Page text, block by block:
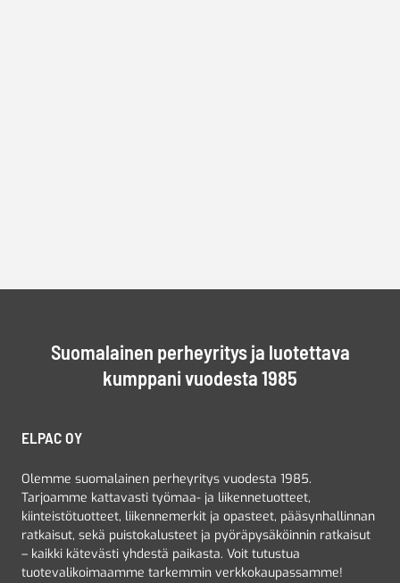
Suomalainen perheyritys ja luotettava
kumppani vuodesta 1985
ELPAC OY
Olemme suomalainen perheyritys vuodesta 1985.
Tarjoamme kattavasti työmaa- ja liikennetuotteet,
kiinteistötuotteet, liikennemerkit ja opasteet, pääsynhallinnan
ratkaisut, sekä puistokalusteet ja pyöräpysäköinnin ratkaisut
– kaikki kätevästi yhdestä paikasta. Voit tutustua
tuotevalikoimaamme tarkemmin verkkokaupassamme!